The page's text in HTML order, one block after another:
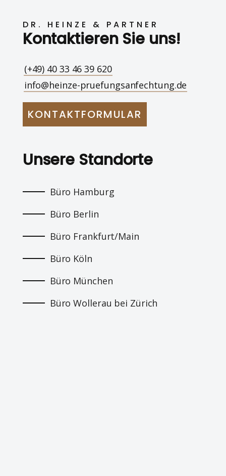
DR. HEINZE & PARTNER
Kontaktieren Sie uns!
(+49) 40 33 46 39 620
info@heinze-pruefungsanfechtung.de
KONTAKTFORMULAR
Unsere Standorte
Büro Hamburg
Büro Berlin
Büro Frankfurt/Main
Büro Köln
Büro München
Büro Wollerau bei Zürich